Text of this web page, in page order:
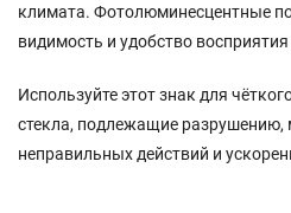
климата. Фотолюминесцентные
видимость и удобство
Используйте этот знак для
стекла, подлежащие разрушению,
неправильных действий и